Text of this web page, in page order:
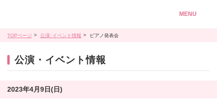
MENU
TOPページ 公演･イベント情報 ピアノ発表会
公演・イベント情報
2023年4月9日(日)